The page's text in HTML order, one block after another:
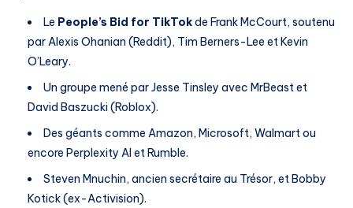
Le People’s Bid for TikTokde Frank McCourt, soutenu
par Alexis Ohanian (Reddit), Tim Berners-Lee et Kevin
O’Leary.
Un groupe mené par Jesse Tinsley avec MrBeast et
David Baszucki (Roblox).
Des géants comme Amazon, Microsoft, Walmart ou
encore Perplexity AI et Rumble.
Steven Mnuchin, ancien secrétaire au Trésor, et Bobby
Kotick (ex-Activision).